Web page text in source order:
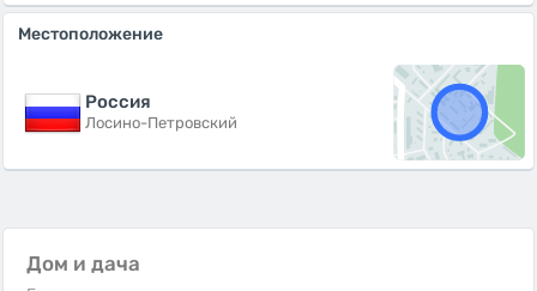
Местоположение
Россия
Лосино-Петровский
Дом и дача